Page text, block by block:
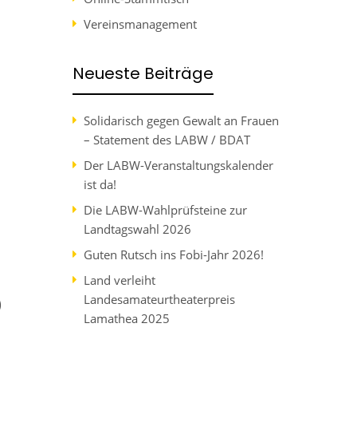
Vereinsmanagement
Neueste Beiträge
Solidarisch gegen Gewalt an Frauen
– Statement des LABW / BDAT
Der LABW-Veranstaltungskalender
ist da!
Die LABW-Wahlprüfsteine zur
Landtagswahl 2026
Guten Rutsch ins Fobi-Jahr 2026!
Land verleiht
Landesamateurtheaterpreis
Lamathea 2025